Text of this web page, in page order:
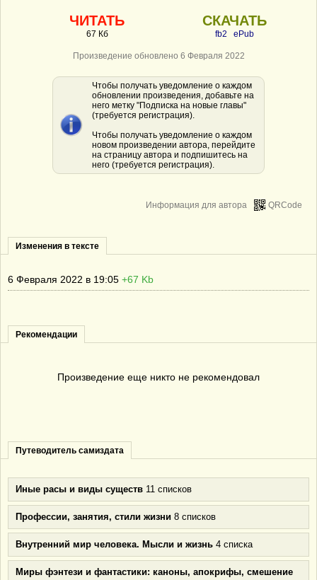
ЧИТАТЬ
67 Кб
СКАЧАТЬ
fb2 ePub
Произведение обновлено 6 Февраля 2022
Чтобы получать уведомление о каждом
обновлении произведения, добавьте на
него метку "Подписка на новые главы"
(требуется регистрация).
Чтобы получать уведомление о каждом
новом произведении автора, перейдите
на страницу автора и подпишитесь на
него (требуется регистрация).
QRCode
Информация для автора
Изменения в тексте
6 Февраля 2022 в 19:05 +67 Kb
Рекомендации
Произведение еще никто не рекомендовал
Путеводитель самиздата
Иные расы и виды существ 11 списков
Профессии, занятия, стили жизни 8 списков
Внутренний мир человека. Мысли и жизнь 4 списка
Миры фэнтези и фантастики: каноны, апокрифы, смешение